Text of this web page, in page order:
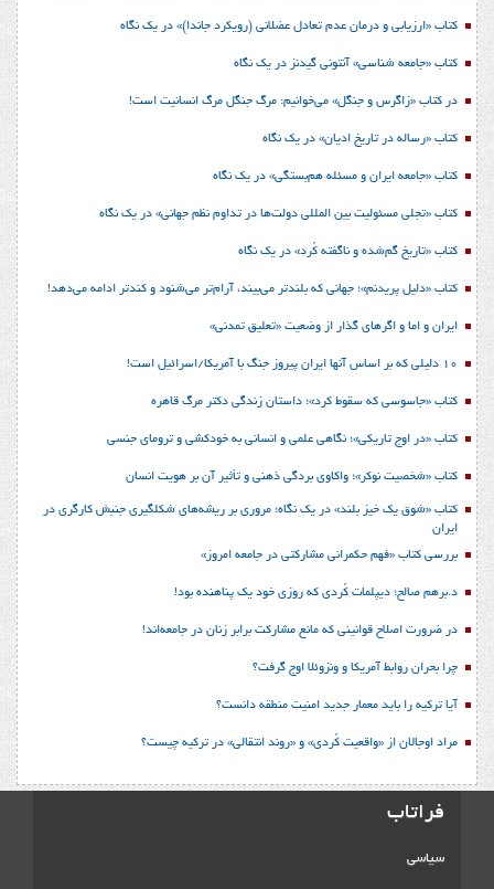
کتاب «ارزیابی و درمان عدم تعادل عضلانی (رویکرد جاندا)» در یک نگاه
کتاب «جامعه شناسی» آنتونی گیدنز در یک نگاه
در کتاب «زاگرس و جنگل» می‌خوانیم: مرگ جنگل مرگ انسانیت است!
کتاب «رساله در تاریخ ادیان» در یک نگاه
کتاب «جامعه ایران و مسئله هم‌بستگی» در یک نگاه
کتاب «تجلی مسئولیت بین المللی دولت‌ها در تداوم نظم جهانی» در یک نگاه
کتاب «تاریخ گم‌شده و ناگفته کُرد» در یک نگاه
کتاب «دلیل پریدنم»؛ جهانی که بلندتر می‌بیند، آرام‌تر می‌شنود و کندتر ادامه می‌دهد!
ایران و اما و اگرهای گذار از وضعیت «تعلیق تمدنی»
10 دلیلی که بر اساس آنها ایران پیروز جنگ با آمریکا/اسرائیل است!
کتاب «جاسوسی که سقوط کرد»؛ داستان زندگی دکتر مرگ قاهره
کتاب «در اوج تاریکی»؛ نگاهی علمی و انسانی به خودکشی و ترومای جنسی
کتاب «شخصیت نوکر»؛ واکاوی بردگی ذهنی و تأثیر آن بر هویت انسان
کتاب «شوق یک خیز بلند» در یک نگاه؛ مروری بر ریشه‌های شکل‎گیری جنبش کارگری در
ایران
بررسی کتاب «فهم حکمرانی مشارکتی در جامعه امروز»
د.برهم صالح؛ دیپلمات کُردی که روزی خود یک پناهنده بود!
در ضرورت اصلاح قوانینی که مانع مشارکت برابر زنان در جامعه‌اند!
چرا بحران روابط آمریکا و ونزوئلا اوج گرفت؟
آیا ترکیه را باید معمار جدید امنیت منطقه دانست؟
مراد اوجالان از «واقعیت کُردی» و «روند انتقالی» در ترکیه چیست؟
فراتاب
سیاسی